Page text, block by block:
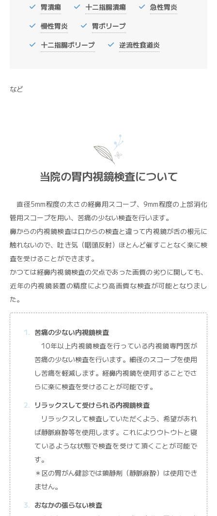
胃潰瘍
十二指腸潰瘍
急性胃炎
慢性胃炎
胃ポリープ
十二指腸ポリープ
逆流性食道炎
など
当院の胃内視鏡検査について
直径5mm程度の太さの経鼻用スコープ、9mm程度の上部消化
管用スコープを用い、苦痛の少ない検査を行います。
鼻からの内視鏡検査は口からの検査と違って内視鏡が舌の根元に
触れないので、吐き気（咽頭反射）ほとんど催すことなく楽に検
査を受けることができます。
かつては経鼻内視鏡検査の欠点であった画質の劣りに関しても、
近年の内視鏡装置の精度により高画質な検査が可能となりまし
た。
苦痛の少ない内視鏡検査
10年以上内視鏡検査を行っている内視鏡専門医が
苦痛の少ない検査を行います。細径のスコープを使用
し苦痛を軽減します。経鼻内視鏡を使用することでさ
らに楽に検査を受けることが可能です。
リラックスして受けられる内視鏡検査
リラックスして検査していただくよう、希望があれ
ば静脈麻酔等を使用します。これによりウトウトと寝
ているような状態で検査を受けて頂くことが可能で
す。
＊区の胃がん健診では鎮静剤（静脈麻酔）は使用でき
ません。
おなかの張らない検査